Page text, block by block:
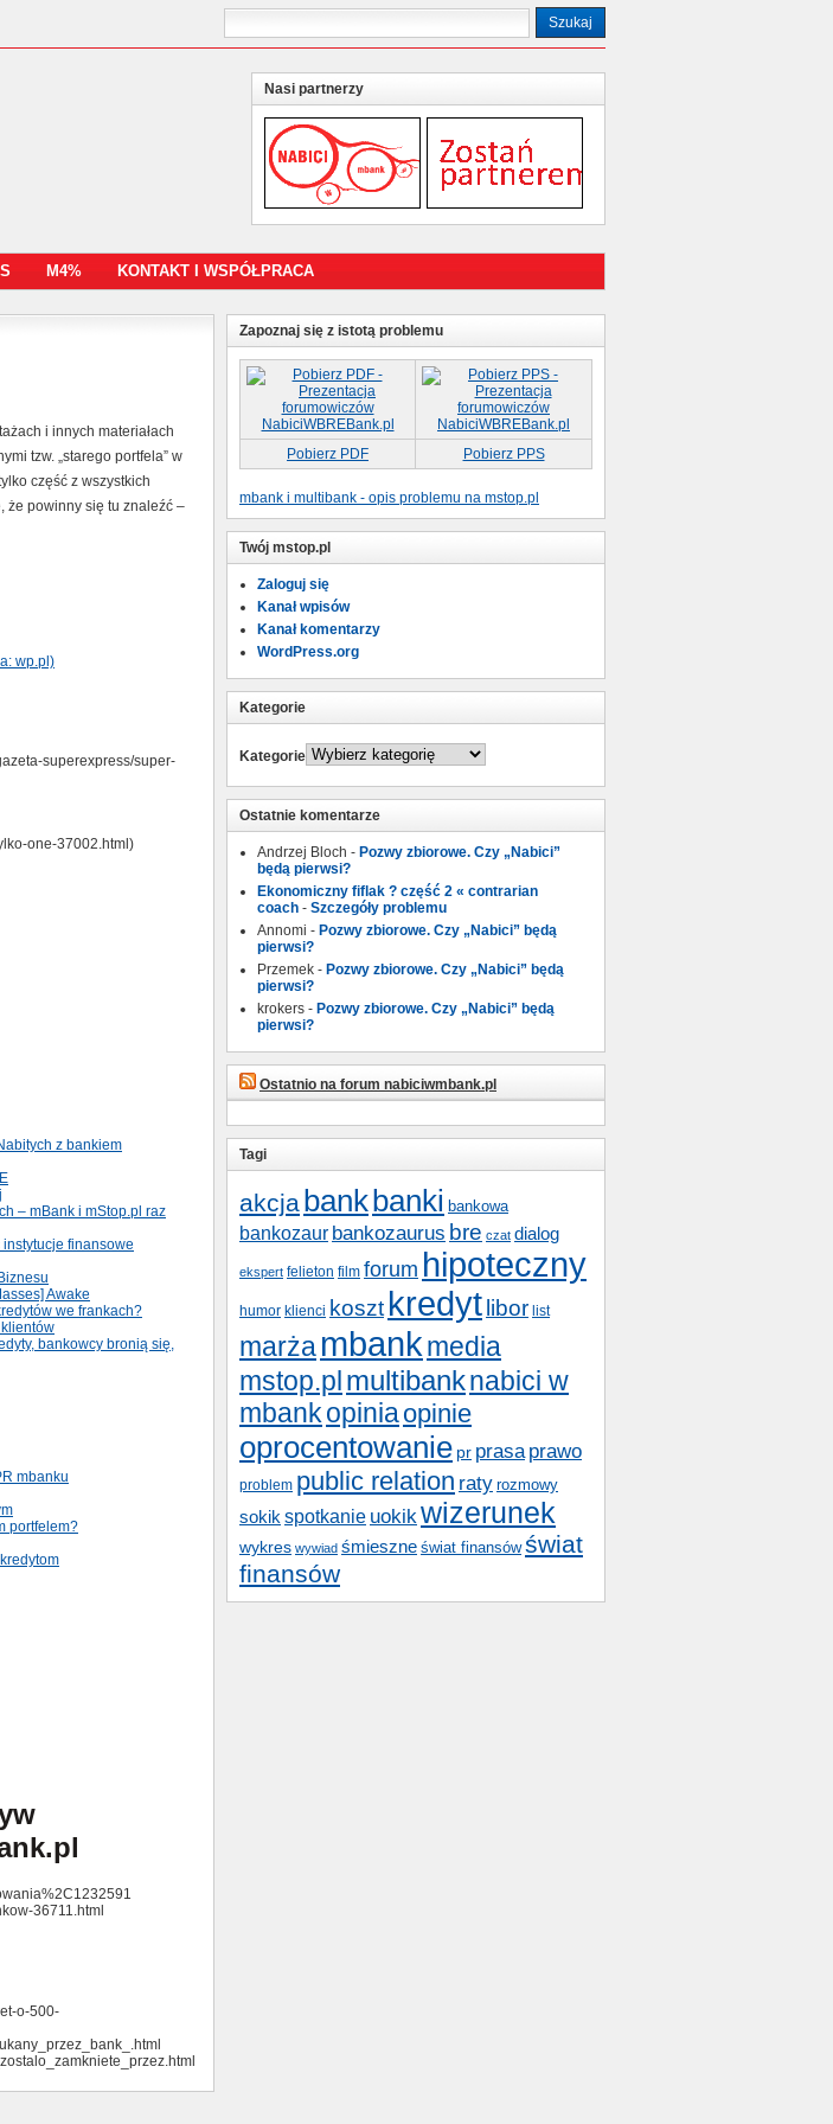
Nasi partnerzy
M4% KONTAKT I WSPÓŁPRACA
i innych materiałach
tzw. „starego portfela” w
część z wszystkich
że powinny się tu znaleźć –
wp.pl)
superexpress/super-
one-37002.html)
z bankiem
– mBank i mStop.pl raz
finansowe
Awake
we frankach?
bankowcy bronią się,
mbanku
portfelem?
36711.html
o-500-
Zapoznaj się z istotą problemu
Pobierz PDF Pobierz PPS
mbank i multibank - opis problemu na mstop.pl
Twój mstop.pl
Zaloguj się
Kanał wpisów
Kanał komentarzy
WordPress.org
Kategorie
Kategorie
Ostatnie komentarze
Andrzej Bloch - Pozwy zbiorowe. Czy „Nabici”
będą pierwsi?
Ekonomiczny fiflak ? część 2 « contrarian
coach - Szczegóły problemu
Annomi - Pozwy zbiorowe. Czy „Nabici” będą
pierwsi?
Przemek - Pozwy zbiorowe. Czy „Nabici” będą
pierwsi?
krokers - Pozwy zbiorowe. Czy „Nabici” będą
pierwsi?
Ostatnio na forum nabiciwmbank.pl
Tagi
akcjabankbanki bankowa
bankozaur bankozaurus bre czat dialog
ekspert felieton film forum hipoteczny
humor klienci koszt kredyt libor list
marżambankmedia
mstop.pl multibanknabici w
mbank opiniaopinie
oprocentowanie pr prasa prawo
problem public relation raty rozmowy
sokik spotkanie uokikwizerunek
wykres wywiad śmieszne świat finansów świat
finansów